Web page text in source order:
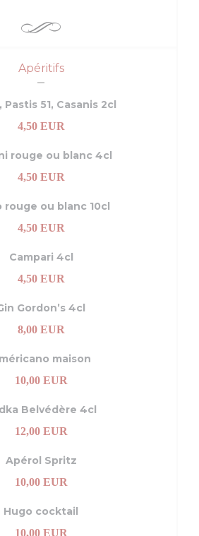
Apéritifs
Pastis 51, Casanis 2cl
4,50 EUR
rouge ou blanc 4cl
4,50 EUR
rouge ou blanc 10cl
4,50 EUR
Campari 4cl
4,50 EUR
Gordon’s 4cl
8,00 EUR
maison
10,00 EUR
Belvédère 4cl
12,00 EUR
Apérol Spritz
10,00 EUR
Hugo cocktail
10,00 EUR